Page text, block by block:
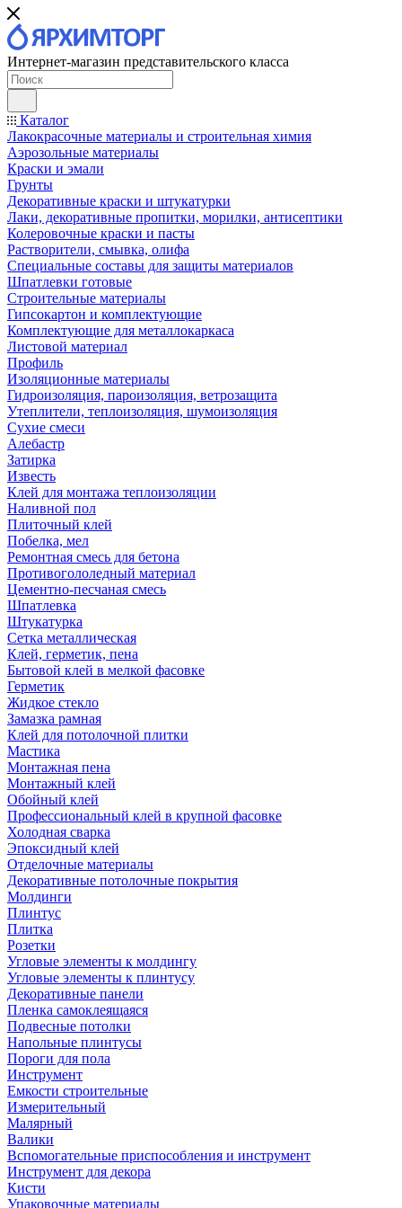
Интернет-магазин представительского класса
Каталог
Лакокрасочные материалы и строительная химия
Аэрозольные материалы
Краски и эмали
Грунты
Декоративные краски и штукатурки
Лаки, декоративные пропитки, морилки, антисептики
Колеровочные краски и пасты
Растворители, смывка, олифа
Специальные составы для защиты материалов
Шпатлевки готовые
Строительные материалы
Гипсокартон и комплектующие
Комплектующие для металлокаркаса
Листовой материал
Профиль
Изоляционные материалы
Гидроизоляция, пароизоляция, ветрозащита
Утеплители, теплоизоляция, шумоизоляция
Сухие смеси
Алебастр
Затирка
Известь
Клей для монтажа теплоизоляции
Наливной пол
Плиточный клей
Побелка, мел
Ремонтная смесь для бетона
Противогололедный материал
Цементно-песчаная смесь
Шпатлевка
Штукатурка
Сетка металлическая
Клей, герметик, пена
Бытовой клей в мелкой фасовке
Герметик
Жидкое стекло
Замазка рамная
Клей для потолочной плитки
Мастика
Монтажная пена
Монтажный клей
Обойный клей
Профессиональный клей в крупной фасовке
Холодная сварка
Эпоксидный клей
Отделочные материалы
Декоративные потолочные покрытия
Молдинги
Плинтус
Плитка
Розетки
Угловые элементы к молдингу
Угловые элементы к плинтусу
Декоративные панели
Пленка самоклеящаяся
Подвесные потолки
Напольные плинтусы
Пороги для пола
Инструмент
Емкости строительные
Измерительный
Малярный
Валики
Вспомогательные приспособления и инструмент
Инструмент для декора
Кисти
Упаковочные материалы